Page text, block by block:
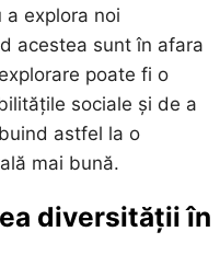
explora noi
acestea sunt în afara
poate fi o
sociale și de a
astfel la o
mai bună.
diversității în